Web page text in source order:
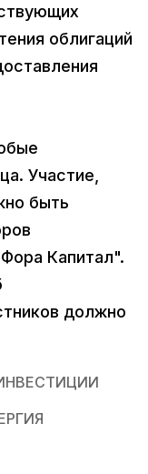
облигаций
Участие,
быть
Капитал".
должно